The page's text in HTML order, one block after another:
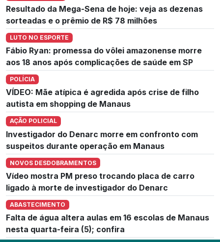
Resultado da Mega-Sena de hoje: veja as dezenas
sorteadas e o prêmio de R$ 78 milhões
LUTO NO ESPORTE
Fábio Ryan: promessa do vôlei amazonense morre
aos 18 anos após complicações de saúde em SP
POLÍCIA
VÍDEO: Mãe atípica é agredida após crise de filho
autista em shopping de Manaus
AÇÃO POLICIAL
Investigador do Denarc morre em confronto com
suspeitos durante operação em Manaus
NOVOS DESDOBRAMENTOS
Vídeo mostra PM preso trocando placa de carro
ligado à morte de investigador do Denarc
ABASTECIMENTO
Falta de água altera aulas em 16 escolas de Manaus
nesta quarta-feira (5); confira